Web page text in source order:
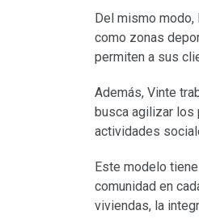
Del mismo
como zonas
permiten a sus
Además, Vinte
busca agilizar
actividades
Este modelo tiene
comunidad en
viviendas, la